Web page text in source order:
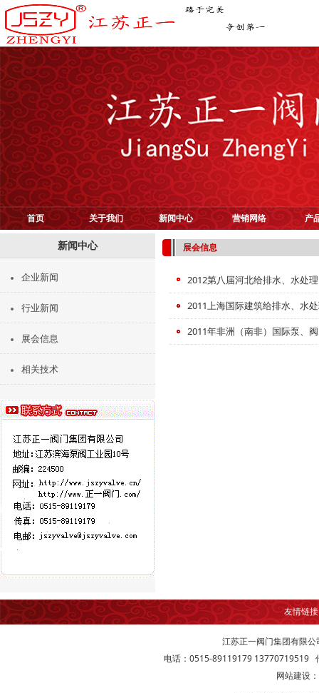
首页 关于我们 新闻中心 营销网络 产
新闻中心
企业新闻
行业新闻
展会信息
相关技术
展会信息
2012第八届河北给排水、水处
2011上海国际建筑给排水、水
2011年非洲（南非）国际泵、
友情链
江苏正一阀门集团有限公
电话：0515-89119179 13770719519
网站建设：